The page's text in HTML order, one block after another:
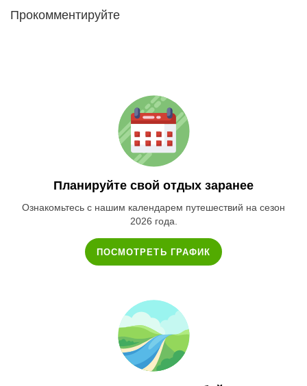
Прокомментируйте
Планируйте свой отдых заранее
Ознакомьтесь с нашим календарем путешествий на сезон
2026 года.
ПОСМОТРЕТЬ ГРАФИК